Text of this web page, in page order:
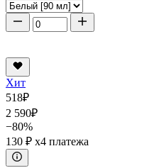
Хит
518₽
2 590₽
−80%
130 ₽ x4 платежа